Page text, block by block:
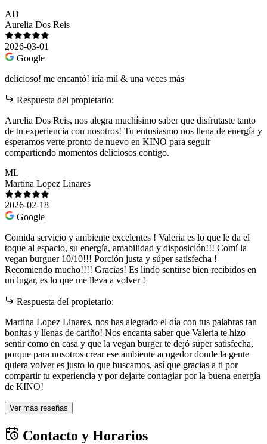
AD
Aurelia Dos Reis
2026-03-01
Google
delicioso! me encantó! iría mil & una veces más
Respuesta del propietario:
Aurelia Dos Reis, nos alegra muchísimo saber que disfrutaste tanto
de tu experiencia con nosotros! Tu entusiasmo nos llena de energía y
esperamos verte pronto de nuevo en KINO para seguir
compartiendo momentos deliciosos contigo.
ML
Martina Lopez Linares
2026-02-18
Google
Comida servicio y ambiente excelentes ! Valeria es lo que le da el
toque al espacio, su energía, amabilidad y disposición!!! Comí la
vegan burguer 10/10!!! Porción justa y súper satisfecha !
Recomiendo mucho!!!! Gracias! Es lindo sentirse bien recibidos en
un lugar, es lo que me lleva a volver !
Respuesta del propietario:
Martina Lopez Linares, nos has alegrado el día con tus palabras tan
bonitas y llenas de cariño! Nos encanta saber que Valeria te hizo
sentir como en casa y que la vegan burger te dejó súper satisfecha,
porque para nosotros crear ese ambiente acogedor donde la gente
quiera volver es justo lo que buscamos, así que gracias a ti por
compartir tu experiencia y por dejarte contagiar por la buena energía
de KINO!
Ver más reseñas
Contacto y Horarios